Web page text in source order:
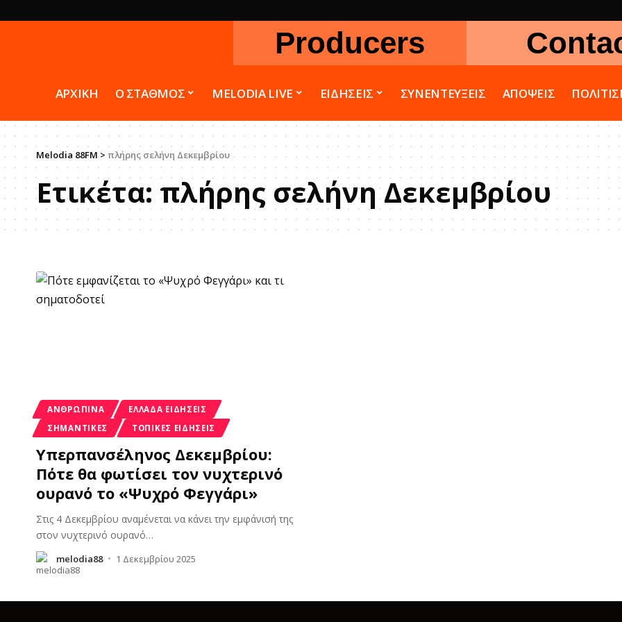
Producers
ΑΡΧΙΚΗ Ο ΣΤΑΘΜΟΣ MELODIA LIVE ΕΙΔΗΣΕΙΣ ΣΥΝΕΝΤΕΥΞΕΙΣ ΑΠΟΨΕΙΣ
Melodia 88FM> πλήρης σελήνη Δεκεμβρίου
Ετικέτα: πλήρης σελήνη Δεκεμβρίου
ΑΝΘΡΩΠΙΝΑ
ΕΛΛΆΔΑ ΕΙΔΉΣΕΙΣ
ΣΗΜΑΝΤΙΚΈΣ
ΤΟΠΙΚΈΣ ΕΙΔΉΣΕΙΣ
Υπερπανσέληνος Δεκεμβρίου:
Πότε θα φωτίσει τον νυχτερινό
ουρανό το «Ψυχρό Φεγγάρι»
Στις 4 Δεκεμβρίου αναμένεται να κάνει την εμφάνισή της
στον νυχτερινό ουρανό…
melodia88 1 Δεκεμβρίου 2025